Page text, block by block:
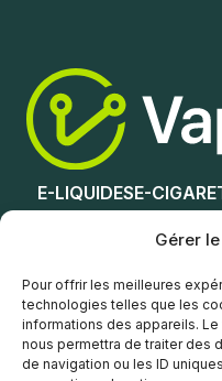
Gérer
Pour offrir les meilleures
technologies telles que les
informations des appareils.
nous permettra de traiter des
de navigation ou les ID
0
3
6
12
E-LIQUIDESE-
NOS
Service client